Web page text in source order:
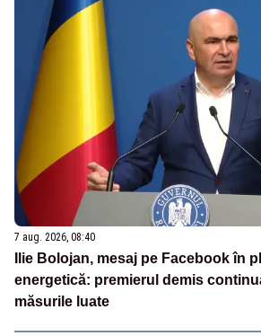
7 aug. 2026, 08:40
Ilie Bolojan, mesaj pe Facebook în
energetică: premierul demis
măsurile luate